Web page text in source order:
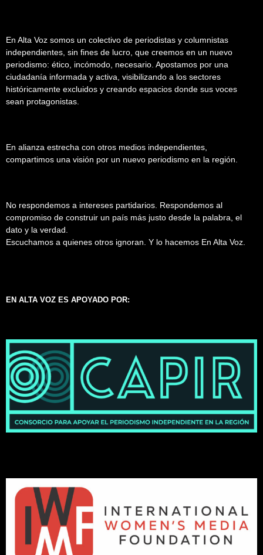
En Alta Voz somos un colectivo de periodistas y columnistas
independientes, sin fines de lucro, que creemos en un nuevo
periodismo: ético, incómodo, necesario. Apostamos por una
ciudadanía informada y activa, visibilizando a los sectores
históricamente excluidos y creando espacios donde sus voces
sean protagonistas.
En alianza estrecha con otros medios independientes,
compartimos una visión por un nuevo periodismo en la región.
No respondemos a intereses partidarios. Respondemos al
compromiso de construir un país más justo desde la palabra, el
dato y la verdad.
Escuchamos a quienes otros ignoran. Y lo hacemos En Alta Voz.
EN ALTA VOZ ES APOYADO POR: